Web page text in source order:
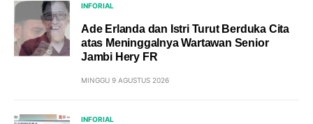
INFORIAL
Ade Erlanda dan Istri Turut Berduka Cita
atas Meninggalnya Wartawan Senior
Jambi Hery FR
MINGGU 9 AGUSTUS 2026
INFORIAL